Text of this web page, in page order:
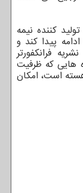
کننده نیمه
پیدا کند و
فرانکفورتر
هایی که ظرفیت
است، امکان